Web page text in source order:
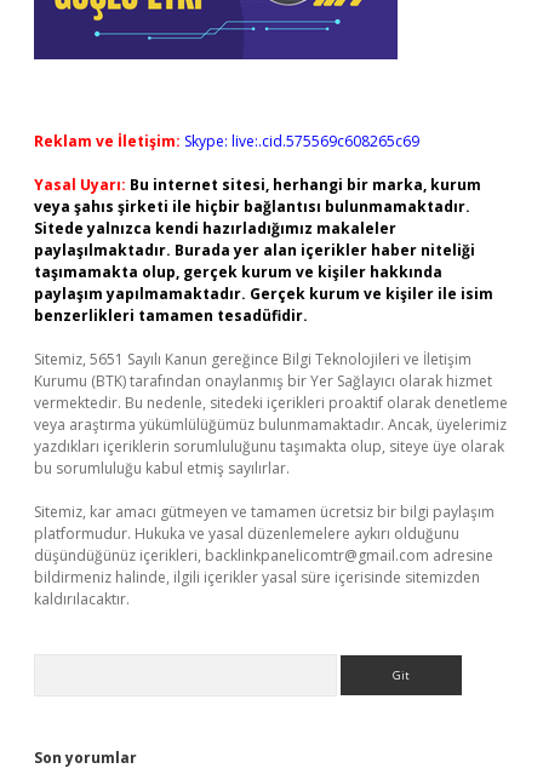
Reklam ve İletişim: Skype: live:.cid.575569c608265c69
Yasal Uyarı: Bu internet sitesi, herhangi bir marka, kurum
veya şahıs şirketi ile hiçbir bağlantısı bulunmamaktadır.
Sitede yalnızca kendi hazırladığımız makaleler
paylaşılmaktadır. Burada yer alan içerikler haber niteliği
taşımamakta olup, gerçek kurum ve kişiler hakkında
paylaşım yapılmamaktadır. Gerçek kurum ve kişiler ile isim
benzerlikleri tamamen tesadüfidir.
Sitemiz, 5651 Sayılı Kanun gereğince Bilgi Teknolojileri ve İletişim
Kurumu (BTK) tarafından onaylanmış bir Yer Sağlayıcı olarak hizmet
vermektedir. Bu nedenle, sitedeki içerikleri proaktif olarak denetleme
veya araştırma yükümlülüğümüz bulunmamaktadır. Ancak, üyelerimiz
yazdıkları içeriklerin sorumluluğunu taşımakta olup, siteye üye olarak
bu sorumluluğu kabul etmiş sayılırlar.
Sitemiz, kar amacı gütmeyen ve tamamen ücretsiz bir bilgi paylaşım
platformudur. Hukuka ve yasal düzenlemelere aykırı olduğunu
düşündüğünüz içerikleri, backlinkpanelicomtr@gmail.com adresine
bildirmeniz halinde, ilgili içerikler yasal süre içerisinde sitemizden
kaldırılacaktır.
Son yorumlar